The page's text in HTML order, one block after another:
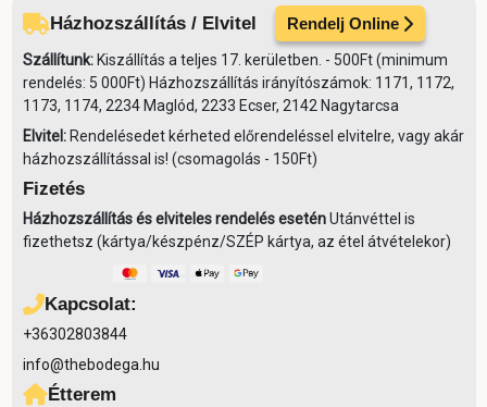
Házhozszállítás / Elvitel Rendelj Online
Szállítunk: Kiszállítás a teljes 17. kerületben. - 500Ft (minimum
rendelés: 5 000Ft) Házhozszállítás irányítószámok: 1171, 1172,
1173, 1174, 2234 Maglód, 2233 Ecser, 2142 Nagytarcsa
Elvitel: Rendelésedet kérheted előrendeléssel elvitelre, vagy akár
házhozszállítással is! (csomagolás - 150Ft)
Fizetés
Házhozszállítás és elviteles rendelés eseténUtánvéttel is
fizethetsz (kártya/készpénz/SZÉP kártya, az étel átvételekor)
Kapcsolat:
+36302803844
info@thebodega.hu
Étterem